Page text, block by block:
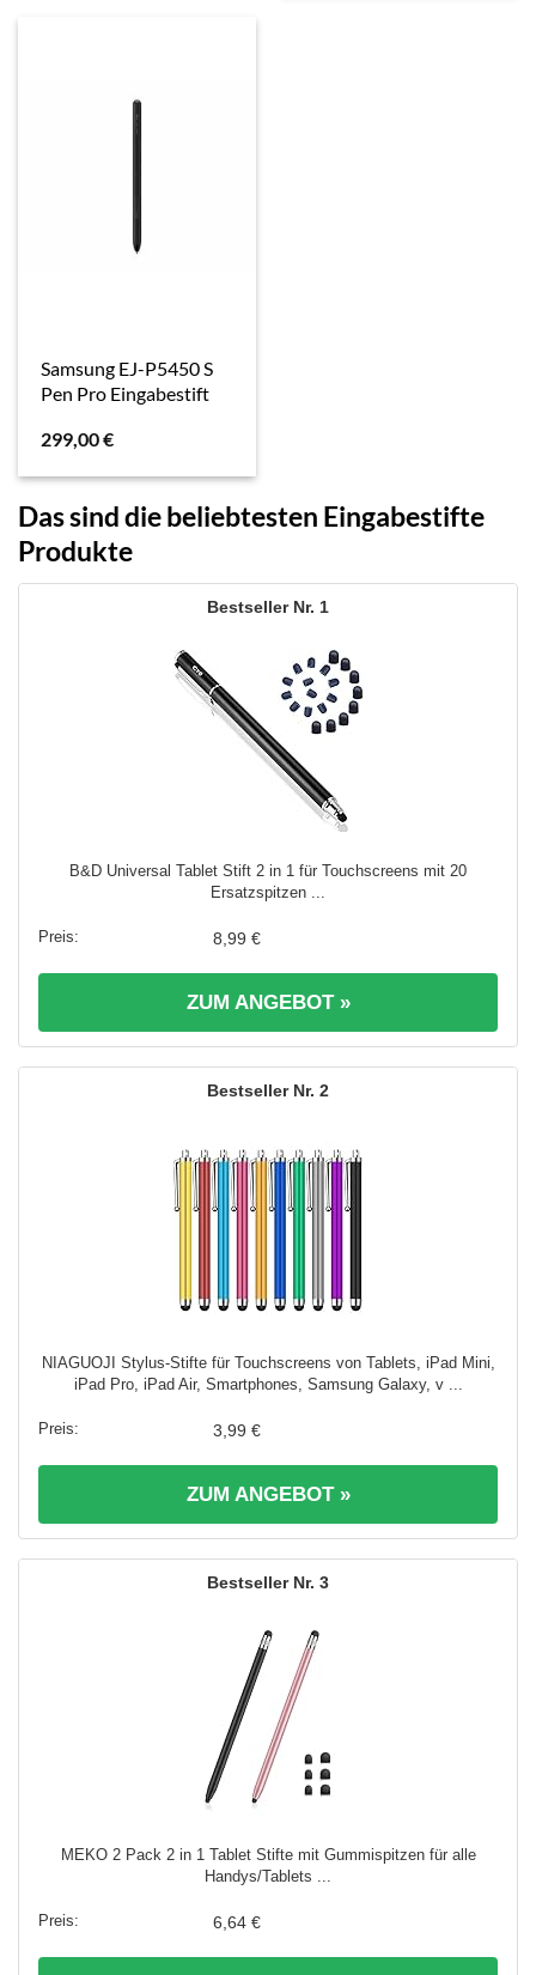
Samsung EJ-P5450 S
Pen Pro Eingabestift
299,00€
Das sind die beliebtesten Eingabestifte
Produkte
1
B&D Universal Tablet Stift 2 in 1 für Touchscreens mit 20
Ersatzspitzen ...
8,99 €
ZUM ANGEBOT »
2
NIAGUOJI Stylus-Stifte für Touchscreens von Tablets, iPad Mini,
iPad Pro, iPad Air, Smartphones, Samsung Galaxy, v ...
3,99 €
ZUM ANGEBOT »
3
MEKO 2 Pack 2 in 1 Tablet Stifte mit Gummispitzen für alle
Handys/Tablets ...
6,64 €